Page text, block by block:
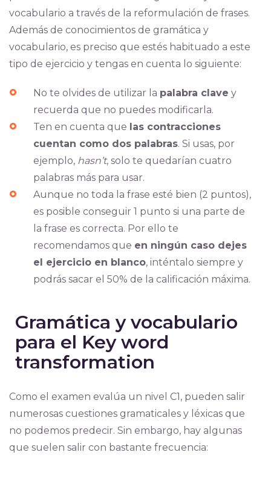
vocabulario a través de la reformulación de frases.
Además de conocimientos de gramática y
vocabulario, es preciso que estés habituado a este
tipo de ejercicio y tengas en cuenta lo siguiente:
No te olvides de utilizar la palabra clave y
recuerda que no puedes modificarla.
Ten en cuenta que las contracciones
cuentan como dos palabras. Si usas, por
ejemplo, hasn’t, solo te quedarían cuatro
palabras más para usar.
Aunque no toda la frase esté bien (2 puntos),
es posible conseguir 1 punto si una parte de
la frase es correcta. Por ello te
recomendamos que en ningún caso dejes
el ejercicio en blanco, inténtalo siempre y
podrás sacar el 50% de la calificación máxima.
Gramática y vocabulario
para el Key word
transformation
Como el examen evalúa un nivel C1, pueden salir
numerosas cuestiones gramaticales y léxicas que
no podemos predecir. Sin embargo, hay algunas
que suelen salir con bastante frecuencia: